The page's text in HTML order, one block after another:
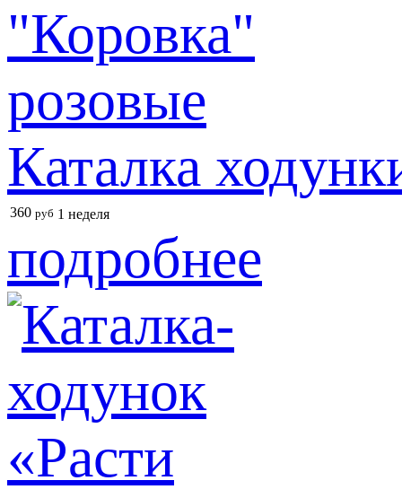
Каталка
360 руб 1 неделя
подробнее